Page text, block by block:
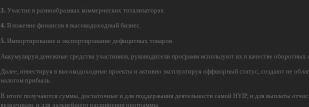
3. Участие в разнообразных коммерческих тотализаторах.
4. Вложение финансов в высокодоходный бизнес.
5. Импортирование и экспортирование дефицитных товаров.
Аккумулируя денежные средства участников, руководители программ используют их в качестве оборотных
Далее, инвестируя в высокодоходные проекты и активно эксплуатируя оффшорный статус, создают не
налогом прибыль.
В итоге получаются суммы, достаточные и для поддержания деятельности самой HYIP, и для выплаты
вкладчикам, и для дальнейшего расширения программы.